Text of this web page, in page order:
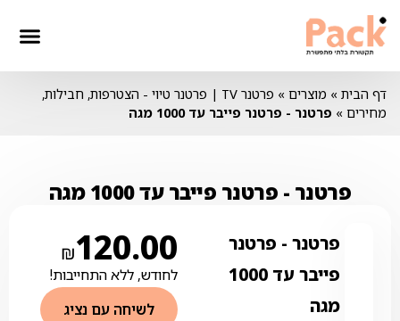
דף הבית » מוצרים »
פרטנר TV | פרטנר טיוי - הצטרפות, חבילות,
מחירים » פרטנר ‏- ‏פרטנר פייבר עד 1000 מגה
פרטנר ‏- ‏פרטנר פייבר עד 1000 מגה
פרטנר ‏- ‏פרטנר
פייבר עד 1000
מגה
₪120.00
לחודש, ללא התחייבות!
לשיחה עם נציג